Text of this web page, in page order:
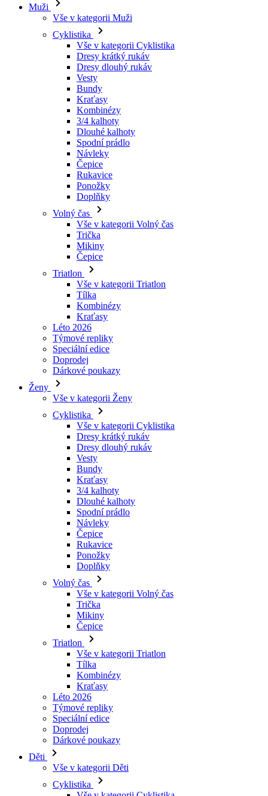
Muži
Vše v kategorii Muži
Cyklistika
Vše v kategorii Cyklistika
Dresy krátký rukáv
Dresy dlouhý rukáv
Vesty
Bundy
Kraťasy
Kombinézy
3/4 kalhoty
Dlouhé kalhoty
Spodní prádlo
Návleky
Čepice
Rukavice
Ponožky
Doplňky
Volný čas
Vše v kategorii Volný čas
Trička
Mikiny
Čepice
Triatlon
Vše v kategorii Triatlon
Tílka
Kombinézy
Kraťasy
Léto 2026
Týmové repliky
Speciální edice
Doprodej
Dárkové poukazy
Ženy
Vše v kategorii Ženy
Cyklistika
Vše v kategorii Cyklistika
Dresy krátký rukáv
Dresy dlouhý rukáv
Vesty
Bundy
Kraťasy
3/4 kalhoty
Dlouhé kalhoty
Spodní prádlo
Návleky
Čepice
Rukavice
Ponožky
Doplňky
Volný čas
Vše v kategorii Volný čas
Trička
Mikiny
Čepice
Triatlon
Vše v kategorii Triatlon
Tílka
Kombinézy
Kraťasy
Léto 2026
Týmové repliky
Speciální edice
Doprodej
Dárkové poukazy
Děti
Vše v kategorii Děti
Cyklistika